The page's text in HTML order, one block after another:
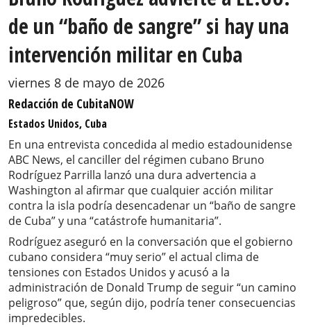
de un “baño de sangre” si hay una
intervención militar en Cuba
viernes 8 de mayo de 2026
Redacción de CubitaNOW
Estados Unidos, Cuba
En una entrevista concedida al medio estadounidense
ABC News, el canciller del régimen cubano Bruno
Rodríguez Parrilla lanzó una dura advertencia a
Washington al afirmar que cualquier acción militar
contra la isla podría desencadenar un “baño de sangre
de Cuba” y una “catástrofe humanitaria”.
Rodríguez aseguró en la conversación que el gobierno
cubano considera “muy serio” el actual clima de
tensiones con Estados Unidos y acusó a la
administración de Donald Trump de seguir “un camino
peligroso” que, según dijo, podría tener consecuencias
impredecibles.